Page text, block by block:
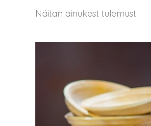
Näitan ainukest tulemust